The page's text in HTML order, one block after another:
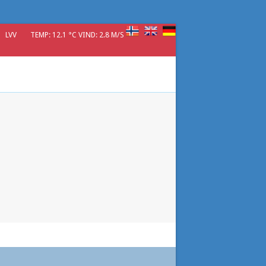
LVV TEMP: 12.1 °C VIND: 2.8 M/S